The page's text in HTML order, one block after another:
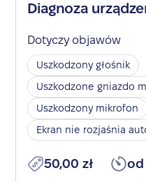
Diagnoza
Dotyczy objawów
Uszkodzony głośnik
Uszkodzone gniazdo
Uszkodzony mikrofon
Ekran nie rozjaśnia
50,00 zł od